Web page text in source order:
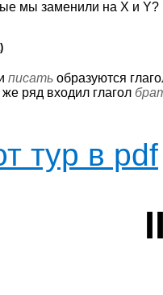
мы заменили на X и Y?
писать образуются
ряд входил глагол
тур в pdf